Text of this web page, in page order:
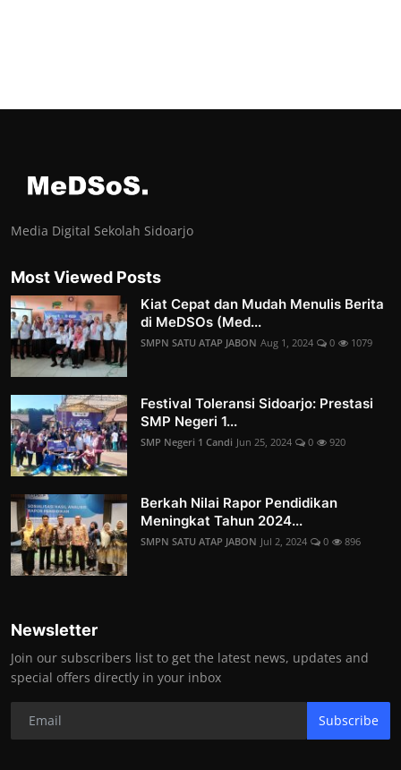
Media Digital Sekolah Sidoarjo
Most Viewed Posts
Kiat Cepat dan Mudah Menulis Berita
di MeDSOs (Med...
SMPN SATU ATAP JABON Aug 1, 2024 0 1079
Festival Toleransi Sidoarjo: Prestasi
SMP Negeri 1...
SMP Negeri 1 Candi Jun 25, 2024 0 920
Berkah Nilai Rapor Pendidikan
Meningkat Tahun 2024...
SMPN SATU ATAP JABON Jul 2, 2024 0 896
Newsletter
Join our subscribers list to get the latest news, updates and
special offers directly in your inbox
Subscribe